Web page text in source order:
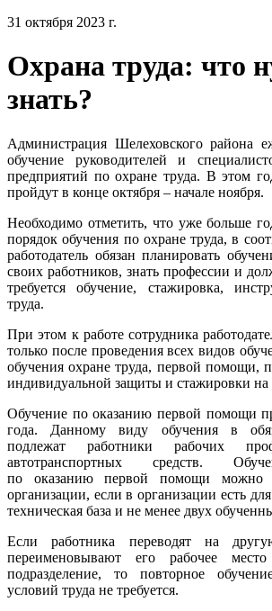
31 октября 2023 г.
Охрана труда: что
знать?
Администрация Шелеховского района
обучение руководителей и
предприятий по охране труда. В этом
пройдут в конце октября – начале ноября.
Необходимо отметить, что уже больше
порядок обучения по охране труда, в
работодатель обязан планировать
своих работников, знать профессии и
требуется обучение, стажировка,
труда.
При этом к работе сотрудника
только после проведения всех видов
обучения охране труда, первой помощи,
индивидуальной защиты и стажировки на
Обучение по оказанию первой помощи
года. Данному виду обучения в
подлежат работники рабочих
автотранспортных средств.
по оказанию первой помощи можно
организации, если в организации есть
техническая база и не менее двух
Если работника переводят на
переименовывают его рабочее
подразделение, то повторное
условий труда не требуется.